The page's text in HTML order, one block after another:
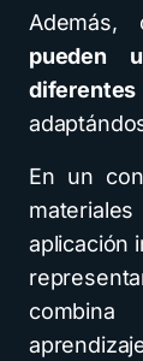
Además,
pueden
En un
aplicación